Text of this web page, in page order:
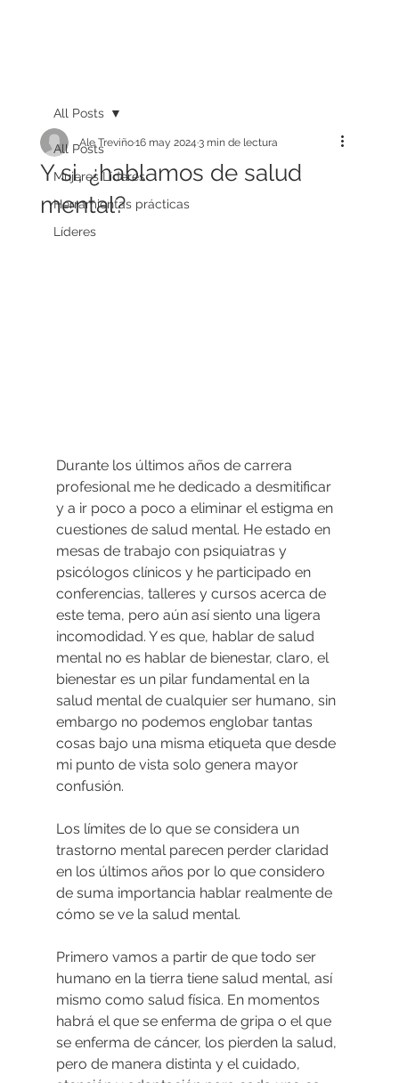
All Posts
Mujeres Líderes
Herramientas prácticas
Líderes
All Posts
Y si, ¿hablamos de salud
mental?
Ale Treviño16 may 20243 min de lectura
Durante los últimos años de carrera
profesional me he dedicado a desmitificar
y a ir poco a poco a eliminar el estigma en
cuestiones de salud mental. He estado en
mesas de trabajo con psiquiatras y
psicólogos clínicos y he participado en
conferencias, talleres y cursos acerca de
este tema, pero aún así siento una ligera
incomodidad. Y es que, hablar de salud
mental no es hablar de bienestar, claro, el
bienestar es un pilar fundamental en la
salud mental de cualquier ser humano, sin
embargo no podemos englobar tantas
cosas bajo una misma etiqueta que desde
mi punto de vista solo genera mayor
confusión.
Los límites de lo que se considera un
trastorno mental parecen perder claridad
en los últimos años por lo que considero
de suma importancia hablar realmente de
cómo se ve la salud mental.
Primero vamos a partir de que todo ser
humano en la tierra tiene salud mental, así
mismo como salud física. En momentos
habrá el que se enferma de gripa o el que
se enferma de cáncer, los pierden la salud,
pero de manera distinta y el cuidado,